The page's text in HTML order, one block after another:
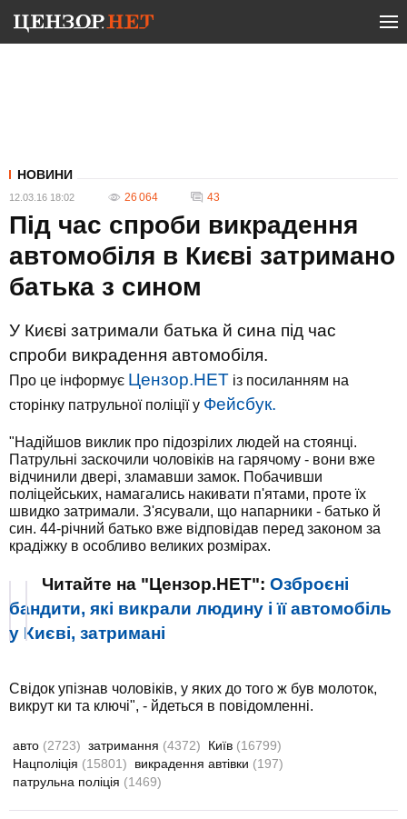
НОВИНИ
12.03.16 18:02 26 064 43
Під час спроби викрадення
автомобіля в Києві затримано
батька з сином
У Києві затримали батька й сина під час
спроби викрадення автомобіля.
Про це інформує Цензор.НЕТ із посиланням на
сторінку патрульної поліції у Фейсбук.
"Надійшов виклик про підозрілих людей на стоянці.
Патрульні заскочили чоловіків на гарячому - вони вже
відчинили двері, зламавши замок. Побачивши
поліцейських, намагались накивати п'ятами, проте їх
швидко затримали. З'ясували, що напарники - батько й
син. 44-річний батько вже відповідав перед законом за
крадіжку в особливо великих розмірах.
Читайте на "Цензор.НЕТ": Озброєні
бандити, які викрали людину і її автомобіль
у Києві, затримані
Свідок упізнав чоловіків, у яких до того ж був молоток,
викрут ки та ключі", - йдеться в повідомленні.
авто (2723) затримання (4372) Київ (16799)
Нацполіція (15801) викрадення автівки (197)
патрульна поліція (1469)